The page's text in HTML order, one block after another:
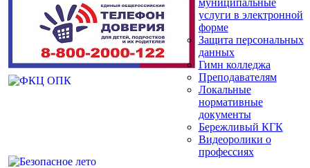
услуги в электронной
форме
Защита персональных
данных
Гимн колледжа
Преподавателям
Локальные
нормативные
документы
Бережливый КГК
Видеоролики о
профессиях